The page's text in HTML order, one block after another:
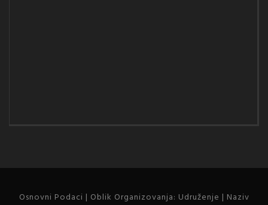
Osnovni Podaci | Oblik Organizovanja: Udruženje | Naziv